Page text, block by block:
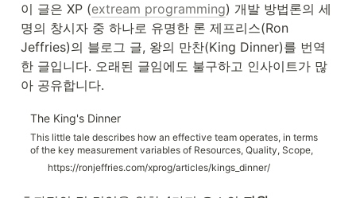
이 글은 XP (extream programming) 개발 방법론의 세
명의 창시자 중 하나로 유명한 론 제프리스(Ron
Jeffries)의 블로그 글, 왕의 만찬(King Dinner)를 번역
한 글입니다. 오래된 글임에도 불구하고 인사이트가 많
아 공유합니다.
The King's Dinner
This little tale describes how an effective team operates, in terms
of the key measurement variables of Resources, Quality, Scope,
and Time. Translated from the original Babylonian cuneiform by
Ron Jeffries ... there was a great king who desired to give a State
https://ronjeffries.com/xprog/articles/kings_dinner/